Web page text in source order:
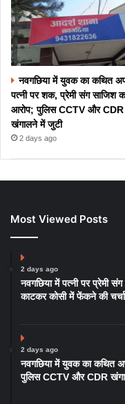
नवगछिया में युवक का कथित
पत्नी पर शक, प्रेमी संग साजिश
आरोप; पुलिस CCTV और CDR
खंगालने में जुटी
2 days ago
Most Viewed Posts
2 days ago
नवगछिया में पत्नी पर प्रेमी
काटकर कोसी में फेंकने की चर्चा
2 days ago
नवगछिया में युवक का कथित
पुलिस CCTV और CDR